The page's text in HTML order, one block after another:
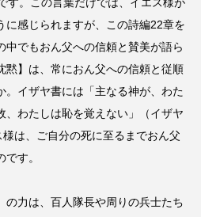
に感じられますが、この詩編22章を
中でもおん父への信頼と賛美が語ら
黙】は、常におん父への信頼と従順
。イザヤ書には「主なる神が、わた
、わたしは恥を覚えない」（イザヤ
は、ご自分の死に至るまでおん父
す。
力は、百人隊長や周りの兵士たち